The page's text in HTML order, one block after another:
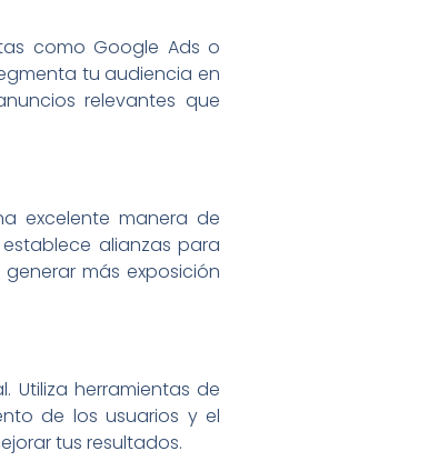
como Google Ads o
tu audiencia en
relevantes que
excelente manera de
alianzas para
más exposición
Utiliza herramientas de
de los usuarios y el
tus resultados.